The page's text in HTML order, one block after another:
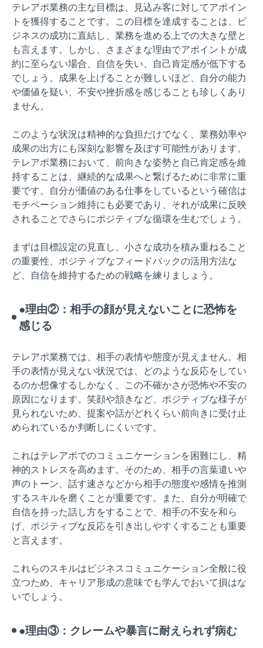
テレアポ業務の主な目標は、見込み客に対してアポイン
トを獲得することです。この目標を達成することは、ビ
ジネスの成功に直結し、業務を進める上での大きな壁と
も言えます。しかし、さまざまな理由でアポイントが成
約に至らない場合、自信を失い、自己肯定感が低下する
でしょう。成果を上げることが難しいほど、自分の能力
や価値を疑い、不安や挫折感を感じることも珍しくあり
ません。
このような状況は精神的な負担だけでなく、業務効率や
成果の出方にも深刻な影響を及ぼす可能性があります。
テレアポ業務において、前向きな姿勢と自己肯定感を維
持することは、継続的な成果へと繋げるために非常に重
要です。自分が価値のある仕事をしているという確信は
モチベーション維持にも必要であり、それが成果に反映
されることでさらにポジティブな循環を生むでしょう。
まずは目標設定の見直し、小さな成功を積み重ねること
の重要性、ポジティブなフィードバックの活用方法な
ど、自信を維持するための戦略を練りましょう。
●理由②：相手の顔が見えないことに恐怖を
感じる
テレアポ業務では、相手の表情や態度が見えません。相
手の表情が見えない状況では、どのような反応をしてい
るのか想像するしかなく、この不確かさが恐怖や不安の
原因になります。笑顔や頷きなど、ポジティブな様子が
見られないため、提案や話がどれくらい前向きに受け止
められているか判断しにくいです。
これはテレアポでのコミュニケーションを困難にし、精
神的ストレスを高めます。そのため、相手の言葉遣いや
声のトーン、話す速さなどから相手の態度や感情を推測
するスキルを磨くことが重要です。また、自分が明確で
自信を持った話し方をすることで、相手の不安を和ら
げ、ポジティブな反応を引き出しやすくすることも重要
と言えます。
これらのスキルはビジネスコミュニケーション全般に役
立つため、キャリア形成の意味でも学んでおいて損はな
いでしょう。
●理由③：クレームや暴言に耐えられず病む